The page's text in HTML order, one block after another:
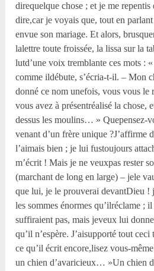
direquelque chose ; et je me repentis
dire,car je voyais que, tout en
envue son mariage. Et alors,
lalettre toute froissée, la lissa sur la
lutd’une voix tremblante ces mots :
comme ildébute, s’écria-t-il. – Mon
donné ce nom unefois, vous vous le
vous avez à présentréalisé la chose,
dessus les moulins… » Quepensez-
venant d’un frère unique ?J’affirme
l’aimais bien ; je lui fustoujours
m’écrit ! Mais je ne veuxpas rester
(marchant de long en large) – jele
que lui, je le prouverai devantDieu !
les sommes énormes qu’ilréclame ;
suffiraient pas, mais jeveux lui
qu’il n’espère. J’aisupporté tout
ce qu’il écrit encore,lisez vous-
un chien d’avaricieux… »Un chien